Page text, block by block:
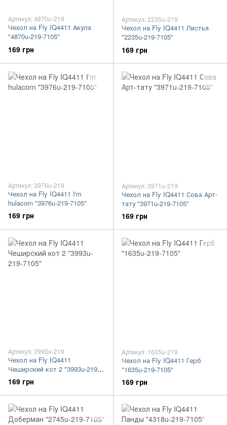
Артикул: 4870u-219
Чехол на Fly IQ4411 Акула
"4870u-219-7105"
169 грн
Артикул: 2235u-219
Чехол на Fly IQ4411 Листья
"2235u-219-7105"
169 грн
Артикул: 3976u-219
Чехол на Fly IQ4411 I'm
hulacorn "3976u-219-7105"
169 грн
Артикул: 3971u-219
Чехол на Fly IQ4411 Сова Арт-
тату "3971u-219-7105"
169 грн
Артикул: 3993u-219
Чехол на Fly IQ4411
Чеширский кот 2 "3993u-219-
7105"
169 грн
Артикул: 1635u-219
Чехол на Fly IQ4411 Герб
"1635u-219-7105"
169 грн